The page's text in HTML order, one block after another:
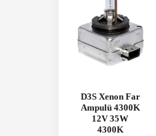
D3S Xenon Far
Ampulü 4300K
12V 35W
4300K